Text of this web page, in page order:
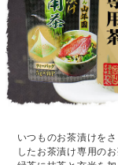
いつものお茶漬けを
したお茶漬け専用のお